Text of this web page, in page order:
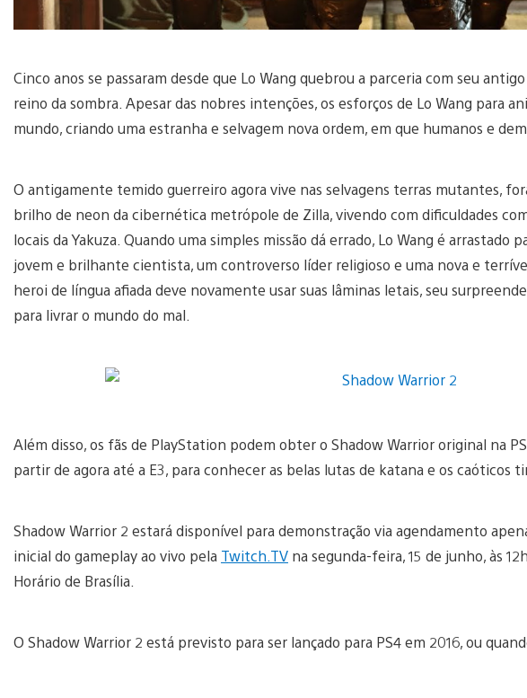
Cinco anos se passaram desde que Lo Wang quebrou a parceria com seu
reino da sombra. Apesar das nobres intenções, os esforços de Lo Wang para
mundo, criando uma estranha e selvagem nova ordem, em que humanos e
O antigamente temido guerreiro agora vive nas selvagens terras mutantes,
brilho de neon da cibernética metrópole de Zilla, vivendo com dificuldades
locais da Yakuza. Quando uma simples missão dá errado, Lo Wang é
jovem e brilhante cientista, um controverso líder religioso e uma nova e
heroi de língua afiada deve novamente usar suas lâminas letais, seu
para livrar o mundo do mal.
Além disso, os fãs de PlayStation podem obter o Shadow Warrior original na
partir de agora até a E3, para conhecer as belas lutas de katana e os caóticos
Shadow Warrior 2 estará disponível para demonstração via agendamento
inicial do gameplay ao vivo pela Twitch.TV na segunda-feira, 15 de junho, às
Horário de Brasília.
O Shadow Warrior 2 está previsto para ser lançado para PS4 em 2016, ou